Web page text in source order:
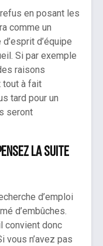
en posant les
comme un
d’équipe
Si par exemple
raisons
tout à fait
tard pour un
seront
la suite
d’emploi
d’embûches.
convient donc
vous n’avez pas